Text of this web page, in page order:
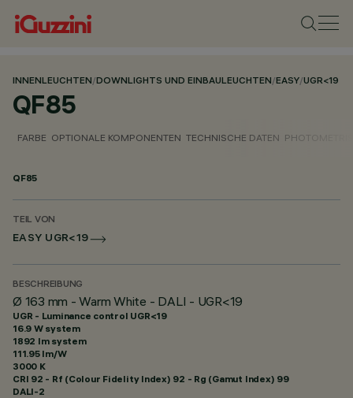
INNENLEUCHTEN/DOWNLIGHTS UND EINBAULEUCHTEN/EASY/UGR<19
QF85
FARBE OPTIONALE KOMPONENTEN TECHNISCHE DATEN
QF85
TEIL VON
EASY UGR<19
BESCHREIBUNG
Ø 163 mm - Warm White - DALI - UGR<19
UGR - Luminance control UGR<19
16.9 W system
1892 lm system
111.95 lm/W
3000 K
CRI 92 - Rf (Colour Fidelity Index) 92 - Rg (Gamut Index) 99
DALI-2